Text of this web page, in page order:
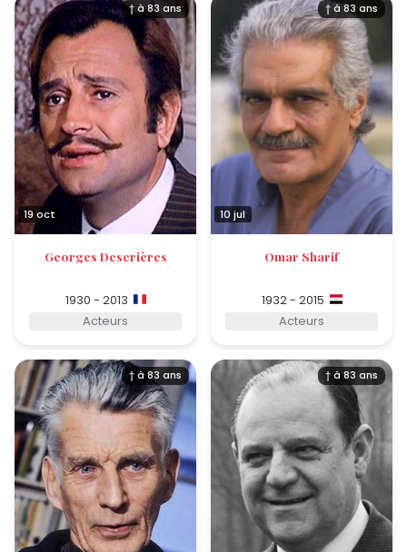
† à 83 ans
19 oct
Georges Descrières
1930 - 2013
Acteurs
† à 83 ans
10 jul
Omar Sharif
1932 - 2015
Acteurs
† à 83 ans † à 83 ans